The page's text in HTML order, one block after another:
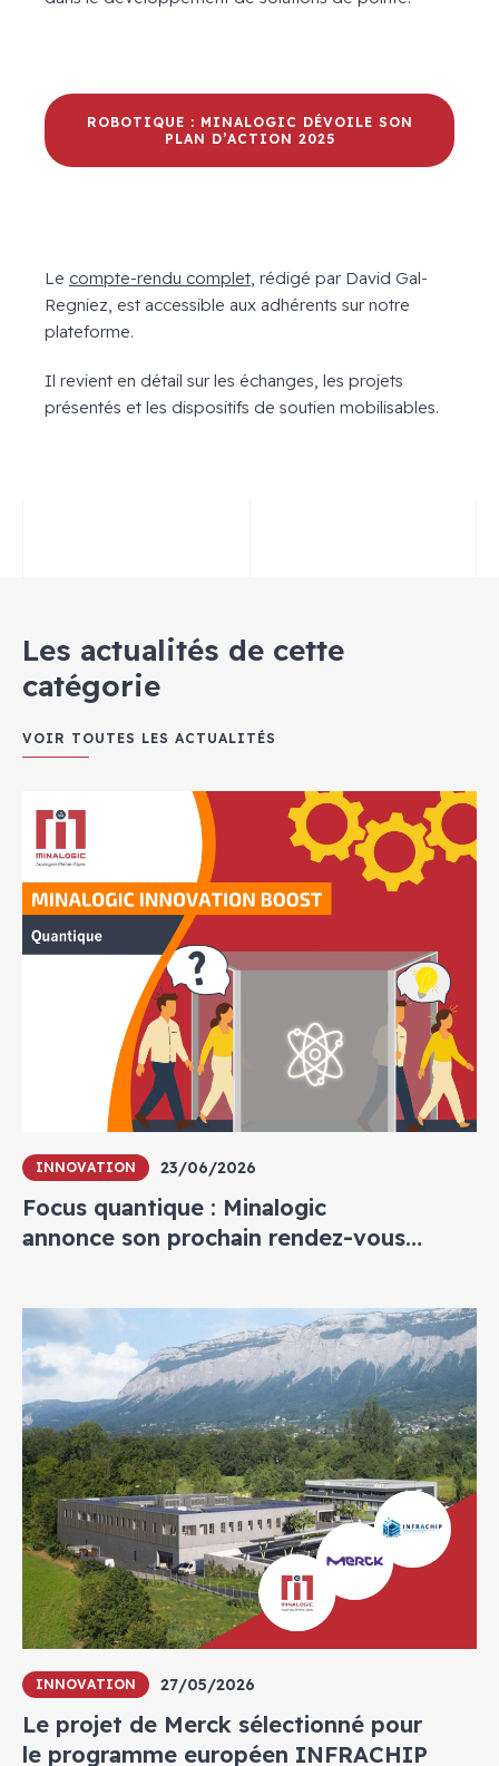
ROBOTIQUE : MINALOGIC DÉVOILE SON
PLAN D’ACTION 2025
Le compte-rendu complet, rédigé par David Gal-
Regniez, est accessible aux adhérents sur notre
plateforme.
Il revient en détail sur les échanges, les projets
présentés et les dispositifs de soutien mobilisables.
Les actualités de cette
catégorie
VOIR TOUTES LES ACTUALITÉS
INNOVATION 23/06/2026
Focus quantique : Minalogic
annonce son prochain rendez-vous
INNOVATION 27/05/2026
Le projet de Merck sélectionné pour
le programme européen INFRACHIP